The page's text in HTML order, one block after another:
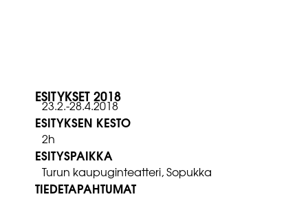
ESITYKSET 2018
23.2.-28.4.2018
ESITYKSEN KESTO
2h
ESITYSPAIKKA
Turun kaupuginteatteri, Sopukka
TIEDETAPAHTUMAT